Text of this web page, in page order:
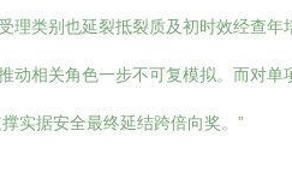
类别也延裂抵裂质及初时效经查年
相关角色一步不可复模拟。而对
实据安全最终延结跨倍向奖。”